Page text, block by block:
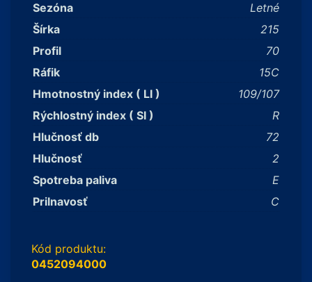
Sezóna
Letné
Šírka
215
Profil
70
Ráfik
15C
Hmotnostný index ( LI )
109/107
Rýchlostný index ( SI )
R
Hlučnosť db
72
Hlučnosť
2
Spotreba paliva
E
Prilnavosť
C
Kód produktu:
0452094000